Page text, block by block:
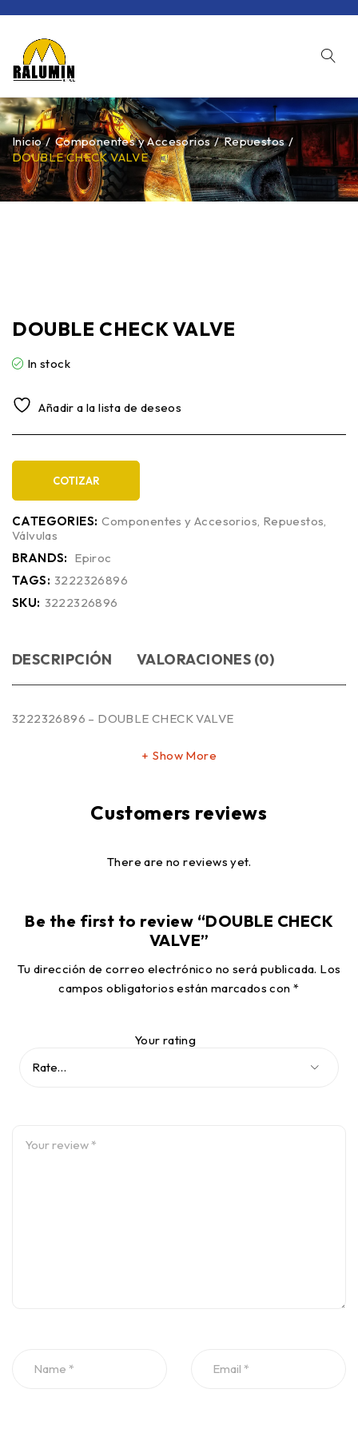
Inicio / Componentes y Accesorios / Repuestos /
DOUBLE CHECK VALVE
DOUBLE CHECK VALVE
In stock
Añadir a la lista de deseos
COTIZAR
CATEGORIES: Componentes y Accesorios, Repuestos,
Válvulas
BRANDS: Epiroc
TAGS: 3222326896
SKU: 3222326896
DESCRIPCIÓN VALORACIONES (0)
3222326896 – DOUBLE CHECK VALVE
Show More
Customers reviews
There are no reviews yet.
Be the first to review “DOUBLE CHECK
VALVE”
Tu dirección de correo electrónico no será publicada. Los
campos obligatorios están marcados con*
Your rating